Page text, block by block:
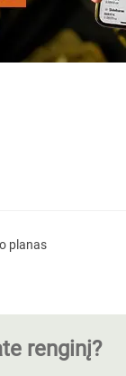
planas
renginį?